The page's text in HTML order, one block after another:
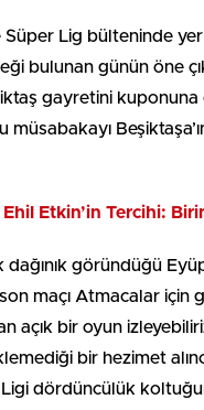
Süper Lig bülteninde yer
bulunan günün öne
gayretini kuponuna
müsabakayı
Etkin’in Tercihi:
göründüğü Eyüp
maçı Atmacalar için
açık bir oyun
bir hezimet
Ligi dördüncülük